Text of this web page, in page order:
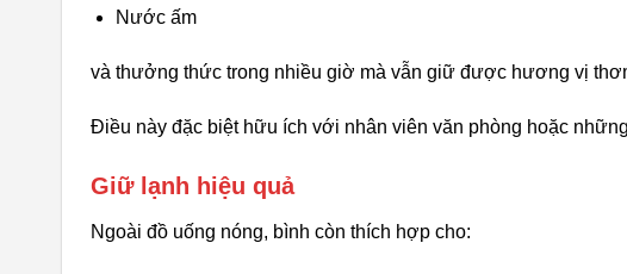
Nước ấm
và thưởng thức trong nhiều giờ mà vẫn giữ được hương vị
Điều này đặc biệt hữu ích với nhân viên văn phòng hoặc
Giữ lạnh hiệu quả
Ngoài đồ uống nóng, bình còn thích hợp cho: